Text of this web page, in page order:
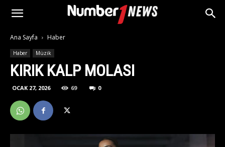
Ana Sayfa Haber
Haber Müzik
KIRIK KALP MOLASI
OCAK 27, 2026 69 0